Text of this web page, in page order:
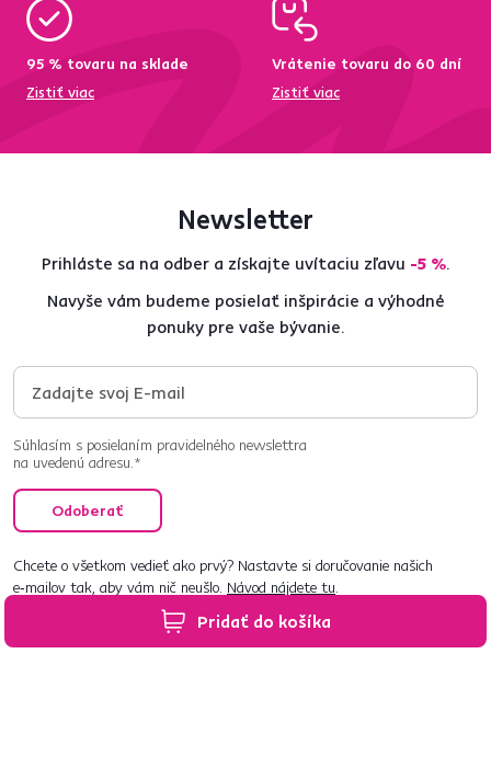
Pridať do košíka
95 % tovaru na sklade
Zistiť viac
Vrátenie tovaru do 60 dní
Zistiť viac
Newsletter
Prihláste sa na odber a získajte uvítaciu zľavu -5 %.
Navyše vám budeme posielať inšpirácie a výhodné
ponuky pre vaše bývanie.
Súhlasím s posielaním pravidelného newslettra
na uvedenú adresu.*
Odoberať
Chcete o všetkom vedieť ako prvý? Nastavte si doručovanie našich
e‑mailov tak, aby vám nič neušlo. Návod nájdete tu.